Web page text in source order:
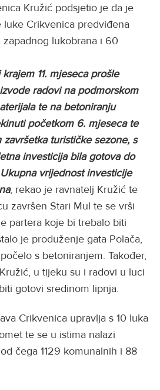
Kružić podsjetio je da je
Crikvenica predviđena
zapadnog lukobrana i 60
11. mjeseca prošle
radovi na podmorskom
te na betoniranju
početkom 6. mjeseca te
turističke sezone, s
investicija bila gotova do
vrijednost investicije
, rekao je ravnatelj Kružić te
završen Stari Mul te se vrši
partera koje bi trebalo biti
je produženje gata Polača,
s betoniranjem. Također,
u tijeku su i radovi u luci
gotovi sredinom lipnja.
Crikvenica upravlja s 10 luka
te se u istima nalazi
čega 1129 komunalnih i 88